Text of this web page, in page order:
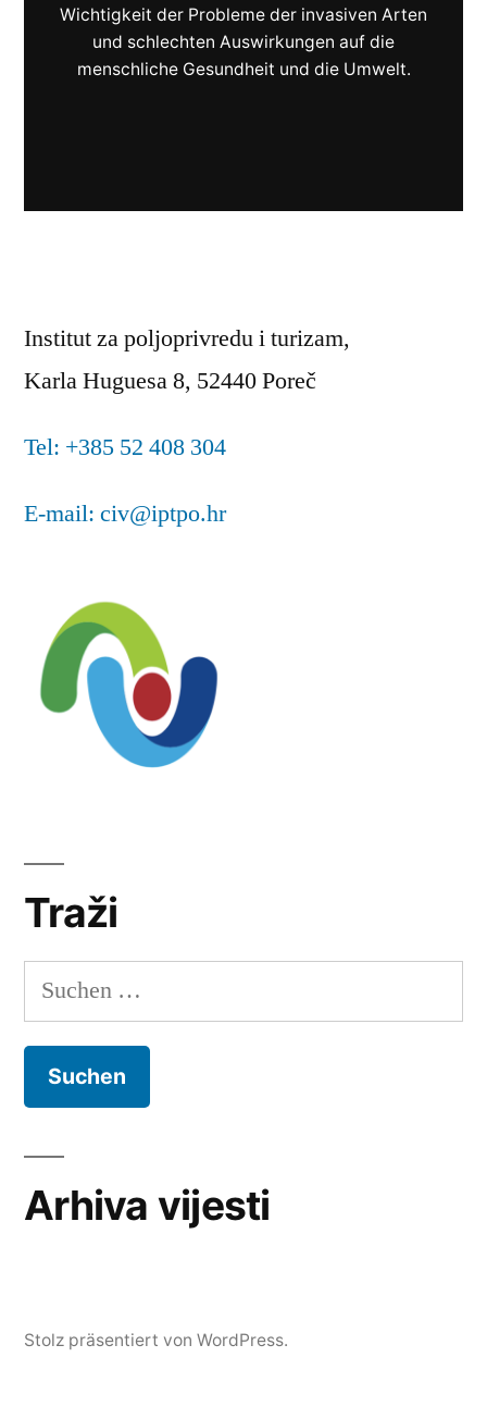
Wichtigkeit der Probleme der invasiven Arten
und schlechten Auswirkungen auf die
menschliche Gesundheit und die Umwelt.
Institut za poljoprivredu i turizam,
Karla Huguesa 8, 52440 Poreč
Tel: +385 52 408 304
E-mail: civ@iptpo.hr
Traži
Suchen
nach:
Arhiva vijesti
Stolz präsentiert von WordPress.